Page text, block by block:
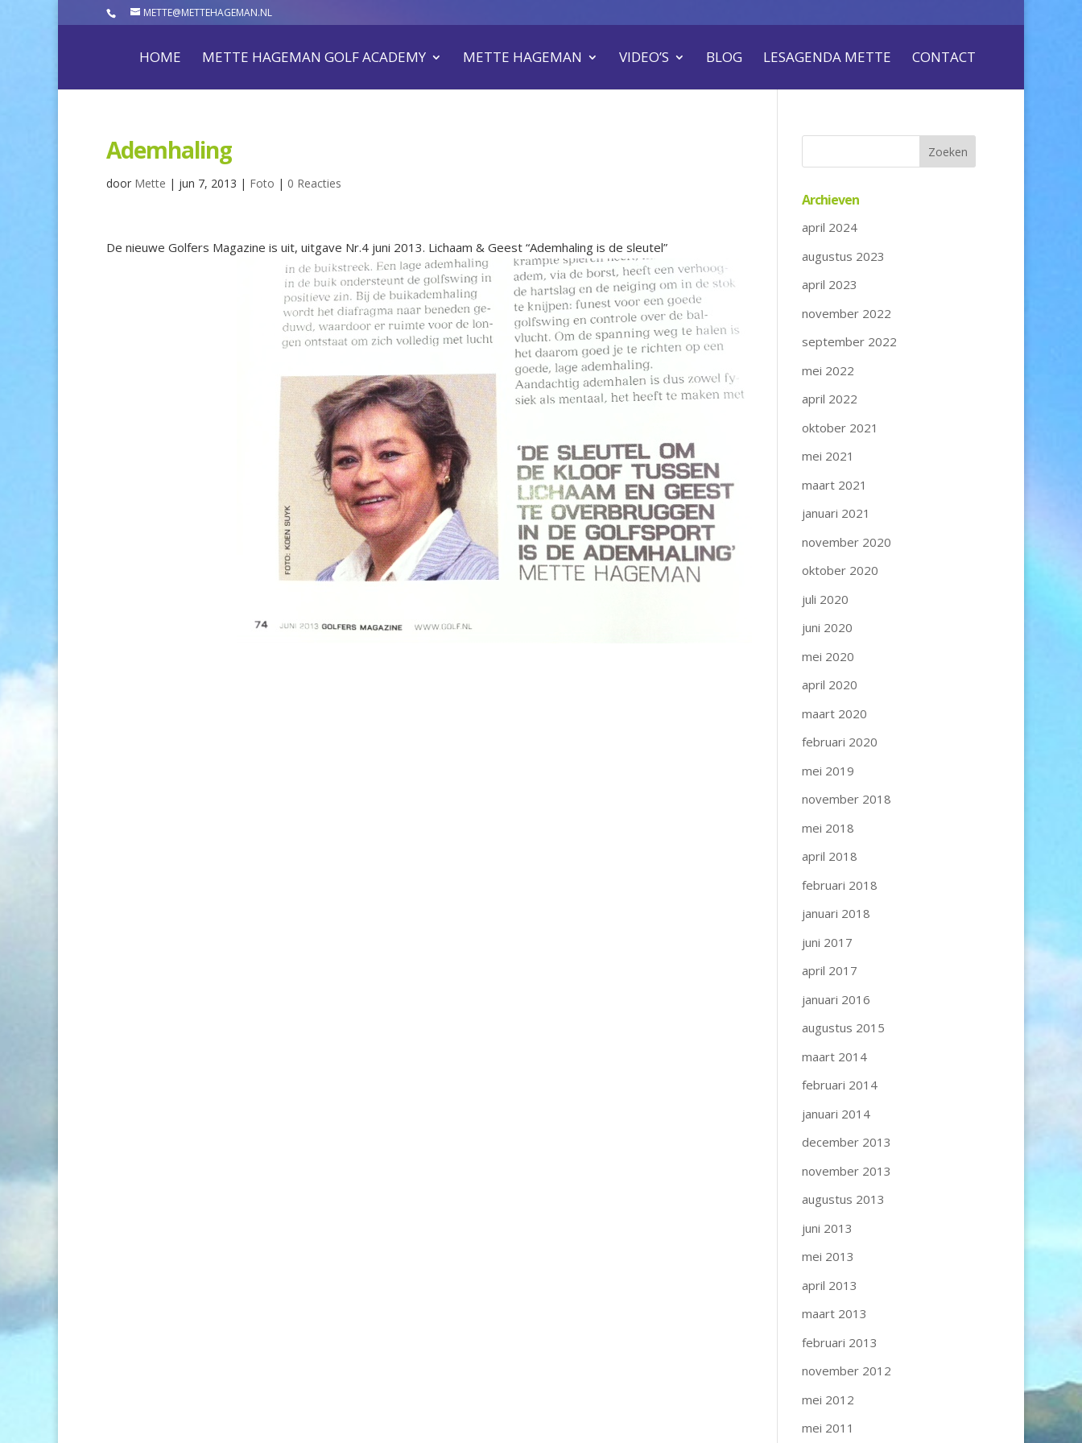
METTE@METTEHAGEMAN.NL
HOME METTE HAGEMAN GOLF ACADEMY METTE HAGEMAN VIDEO’S BLOG LESAGENDA METTE CONTACT
Ademhaling
door Mette | jun 7, 2013 | Foto | 0 Reacties
De nieuwe Golfers Magazine is uit, uitgave Nr.4 juni 2013. Lichaam & Geest “Ademhaling is de sleutel”
Archieven
april 2024
augustus 2023
april 2023
november 2022
september 2022
mei 2022
april 2022
oktober 2021
mei 2021
maart 2021
januari 2021
november 2020
oktober 2020
juli 2020
juni 2020
mei 2020
april 2020
maart 2020
februari 2020
mei 2019
november 2018
mei 2018
april 2018
februari 2018
januari 2018
juni 2017
april 2017
januari 2016
augustus 2015
maart 2014
februari 2014
januari 2014
december 2013
november 2013
augustus 2013
juni 2013
mei 2013
april 2013
maart 2013
februari 2013
november 2012
mei 2012
mei 2011